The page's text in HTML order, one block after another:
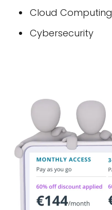
Cloud Computing
Cybersecurity